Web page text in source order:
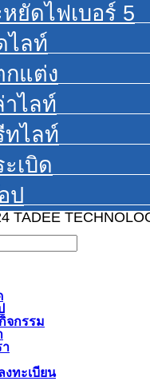
ยัดไฟเบอร์ 5
ไลท์
แต่ง
ไลท์
ไลท์
เบิด
ป
TADEE
จกรรม
า
งทะเบียน